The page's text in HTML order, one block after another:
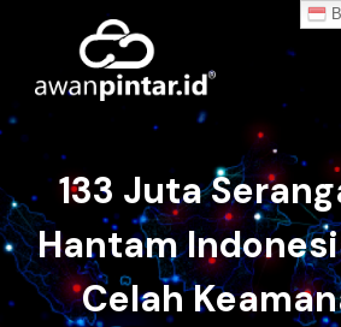
content
133 Juta
Hantam
Celah